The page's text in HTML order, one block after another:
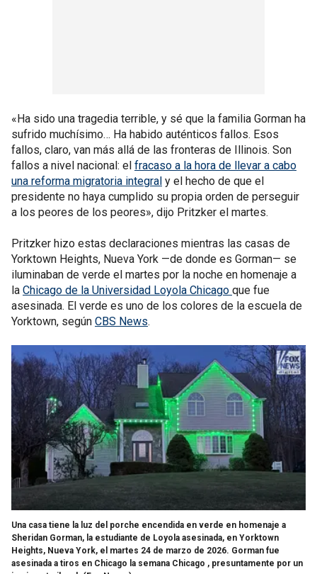
«Ha sido una tragedia terrible, y sé que la familia Gorman ha
sufrido muchísimo… Ha habido auténticos fallos. Esos
fallos, claro, van más allá de las fronteras de Illinois. Son
fallos a nivel nacional: el fracaso a la hora de llevar a cabo
una reforma migratoria integral y el hecho de que el
presidente no haya cumplido su propia orden de perseguir
a los peores de los peores», dijo Pritzker el martes.
Pritzker hizo estas declaraciones mientras las casas de
Yorktown Heights, Nueva York —de donde es Gorman— se
iluminaban de verde el martes por la noche en homenaje a
la Chicago de la Universidad Loyola Chicago que fue
asesinada. El verde es uno de los colores de la escuela de
Yorktown, según CBS News.
Una casa tiene la luz del porche encendida en verde en homenaje a
Sheridan Gorman, la estudiante de Loyola asesinada, en Yorktown
Heights, Nueva York, el martes 24 de marzo de 2026. Gorman fue
asesinada a tiros en Chicago la semana Chicago , presuntamente por un